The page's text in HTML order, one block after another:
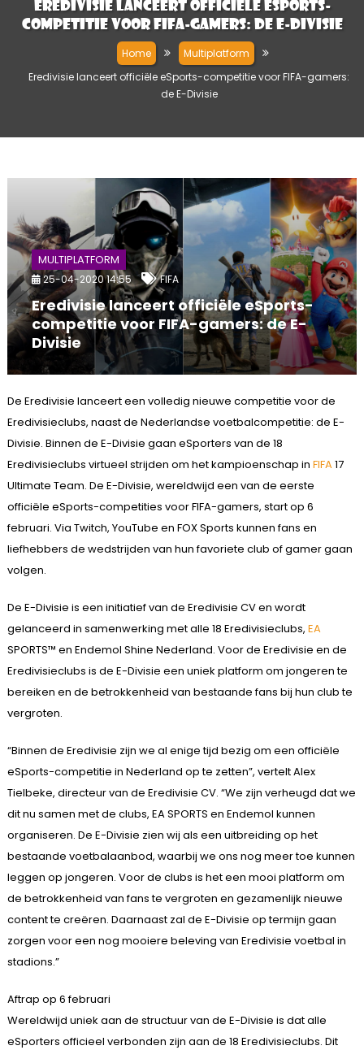
Eredivisie lanceert officiële eSports-
competitie voor FIFA-gamers: de E-Divisie
Home
Multiplatform
Eredivisie lanceert officiële eSports-competitie voor FIFA-gamers:
de E-Divisie
MULTIPLATFORM
25-04-2020 14:55 FIFA
Eredivisie lanceert officiële eSports-
competitie voor FIFA-gamers: de E-
Divisie
De Eredivisie lanceert een volledig nieuwe competitie voor de
Eredivisieclubs, naast de Nederlandse voetbalcompetitie: de E-
Divisie. Binnen de E-Divisie gaan eSporters van de 18
Eredivisieclubs virtueel strijden om het kampioenschap in FIFA17
Ultimate Team. De E-Divisie, wereldwijd een van de eerste
officiële eSports-competities voor FIFA-gamers, start op 6
februari. Via Twitch, YouTube en FOX Sports kunnen fans en
liefhebbers de wedstrijden van hun favoriete club of gamer gaan
volgen.
De E-Divisie is een initiatief van de Eredivisie CV en wordt
gelanceerd in samenwerking met alle 18 Eredivisieclubs, EA
SPORTS™ en Endemol Shine Nederland. Voor de Eredivisie en de
Eredivisieclubs is de E-Divisie een uniek platform om jongeren te
bereiken en de betrokkenheid van bestaande fans bij hun club te
vergroten.
“Binnen de Eredivisie zijn we al enige tijd bezig om een officiële
eSports-competitie in Nederland op te zetten”, vertelt Alex
Tielbeke, directeur van de Eredivisie CV. “We zijn verheugd dat we
dit nu samen met de clubs, EA SPORTS en Endemol kunnen
organiseren. De E-Divisie zien wij als een uitbreiding op het
bestaande voetbalaanbod, waarbij we ons nog meer toe kunnen
leggen op jongeren. Voor de clubs is het een mooi platform om
de betrokkenheid van fans te vergroten en gezamenlijk nieuwe
content te creëren. Daarnaast zal de E-Divisie op termijn gaan
zorgen voor een nog mooiere beleving van Eredivisie voetbal in
stadions.”
Aftrap op 6 februari
Wereldwijd uniek aan de structuur van de E-Divisie is dat alle
eSporters officieel verbonden zijn aan de 18 Eredivisieclubs. Dit